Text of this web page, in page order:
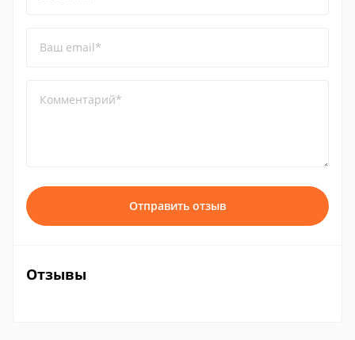
Ваш email*
Комментарий*
Отправить отзыв
Отзывы